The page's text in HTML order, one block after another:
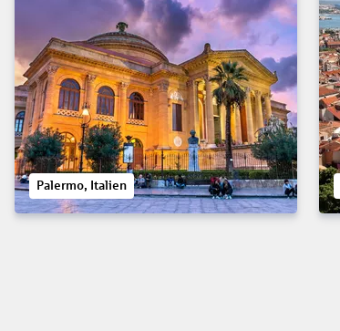
Palermo, Italien